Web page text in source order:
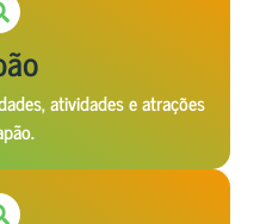
atividades e atrações